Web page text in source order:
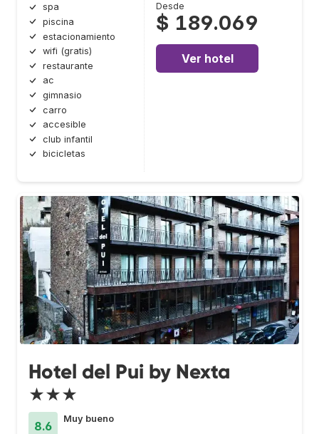
spa
piscina
estacionamiento
wifi (gratis)
restaurante
ac
gimnasio
carro
accesible
club infantil
bicicletas
Desde
$ 189.069
Ver hotel
Hotel del Pui by Nexta
★★★
8.6
Muy bueno